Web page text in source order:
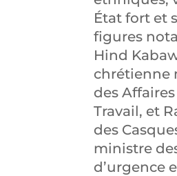
État fort et
figures
Hind
chrétienne
des
Travail, et
des
ministre
d’urgence